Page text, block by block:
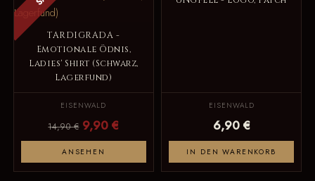
TARDIGRADA -
Emotionale Ödnis,
Ladies' Shirt (Schwarz,
Lagerfund)
EISENWALD
14,90 € 9,90 €
ANSEHEN
EISENWALD
6,90 €
IN DEN WARENKORB